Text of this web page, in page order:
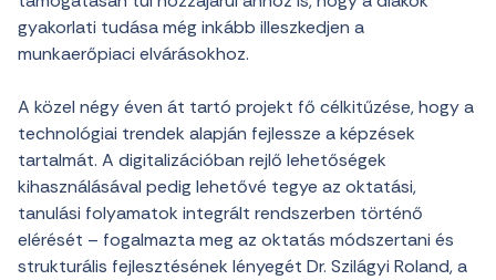
gyakorlati tudása még inkább illeszkedjen a
munkaerőpiaci elvárásokhoz.
A közel négy éven át tartó projekt fő célkitűzése, hogy a
technológiai trendek alapján fejlessze a képzések
tartalmát. A digitalizációban rejlő lehetőségek
kihasználásával pedig lehetővé tegye az oktatási,
tanulási folyamatok integrált rendszerben történő
elérését – fogalmazta meg az oktatás módszertani és
strukturális fejlesztésének lényegét Dr. Szilágyi Roland, a